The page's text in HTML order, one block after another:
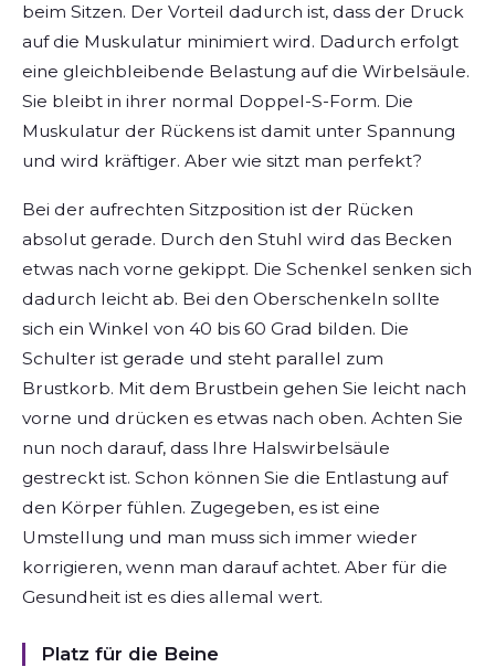
beim Sitzen. Der Vorteil dadurch ist, dass der Druck
auf die Muskulatur minimiert wird. Dadurch erfolgt
eine gleichbleibende Belastung auf die Wirbelsäule.
Sie bleibt in ihrer normal Doppel-S-Form. Die
Muskulatur der Rückens ist damit unter Spannung
und wird kräftiger. Aber wie sitzt man perfekt?
Bei der aufrechten Sitzposition ist der Rücken
absolut gerade. Durch den Stuhl wird das Becken
etwas nach vorne gekippt. Die Schenkel senken sich
dadurch leicht ab. Bei den Oberschenkeln sollte
sich ein Winkel von 40 bis 60 Grad bilden. Die
Schulter ist gerade und steht parallel zum
Brustkorb. Mit dem Brustbein gehen Sie leicht nach
vorne und drücken es etwas nach oben. Achten Sie
nun noch darauf, dass Ihre Halswirbelsäule
gestreckt ist. Schon können Sie die Entlastung auf
den Körper fühlen. Zugegeben, es ist eine
Umstellung und man muss sich immer wieder
korrigieren, wenn man darauf achtet. Aber für die
Gesundheit ist es dies allemal wert.
Platz für die Beine